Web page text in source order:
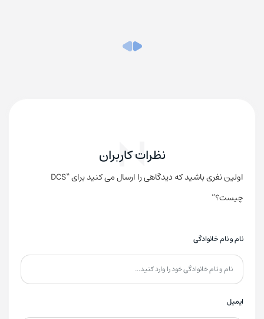
نظرات کاربران
اولین نفری باشید که دیدگاهی را ارسال می کنید برای “DCS
چیست؟”
نام و نام خانوادگی
ایمیل